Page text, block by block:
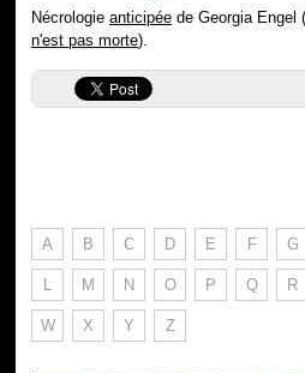
Nécrologieanticipée de Georgia Engel
n'est pas morte).
A B C D E F G
L M N O P Q R
W X Y Z